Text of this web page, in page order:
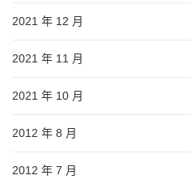
2021 年 12 月
2021 年 11 月
2021 年 10 月
2012 年 8 月
2012 年 7 月